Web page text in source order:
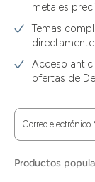
metales
Temas
Acceso
ofertas de
Correo electrónico
Productos